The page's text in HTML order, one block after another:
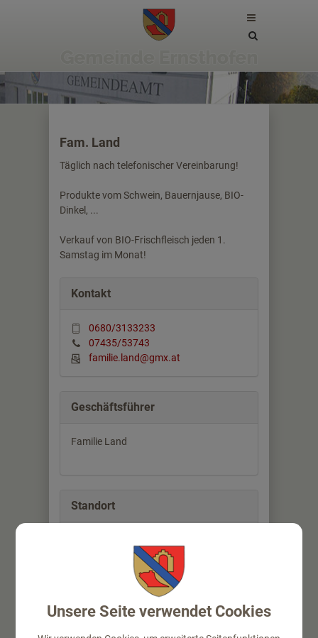
Site
Fam. Land
Täglich nach telefonischer Vereinbarung!
Produkte vom Schwein, Bauernjause, BIO-
Dinkel, ...
Verkauf von BIO-Frischfleisch jeden 1.
Samstag im Monat!
Kontakt
0680/3133233
07435/53743
familie.land@gmx.at
Geschäftsführer
Familie Land
Standort
4432 Ernsthofen
Auf Google Maps anzeigen
Unsere Seite verwendet Cookies